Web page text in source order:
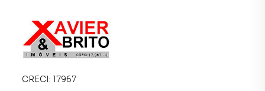
terrenos, lojas e barracões para venda ou locação, além de
empreendimentos em construção ou lançamentos na
planta em Jardim Pereira Leite e em outras regiões de São
encontrar o imóvel que mais combina com seu estilo de
CRECI: 17967